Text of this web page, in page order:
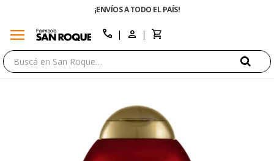
¡ENVÍOS A TODO EL PAÍS!
menu call
close